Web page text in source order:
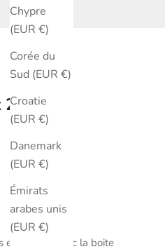
Chypre
(EUR €)
Corée du
Sud (EUR €)
Croatie
(EUR €)
Danemark
(EUR €)
Émirats
arabes unis
(EUR €)
mm
en full set avec la boite